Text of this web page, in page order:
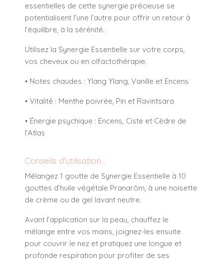
essentielles de cette synergie précieuse se
potentialisent l’une l’autre pour offrir un retour à
l’équilibre, à la sérénité.
Utilisez la Synergie Essentielle sur votre corps,
vos cheveux ou en olfactothérapie.
• Notes chaudes : Ylang Ylang, Vanille et Encens
• Vitalité : Menthe poivrée, Pin et Ravintsara
• Énergie psychique : Encens, Ciste et Cèdre de
l'Atlas
Conseils d'utilisation :
Mélangez 1 goutte de Synergie Essentielle à 10
gouttes d’huile végétale Pranarôm, à une noisette
de crème ou de gel lavant neutre.
Avant l’application sur la peau, chauffez le
mélange entre vos mains, joignez-les ensuite
pour couvrir le nez et pratiquez une longue et
profonde respiration pour profiter de ses